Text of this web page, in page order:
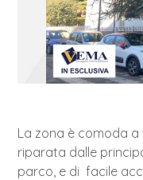
La zona è comoda a
riparata dalle
parco, e di facile